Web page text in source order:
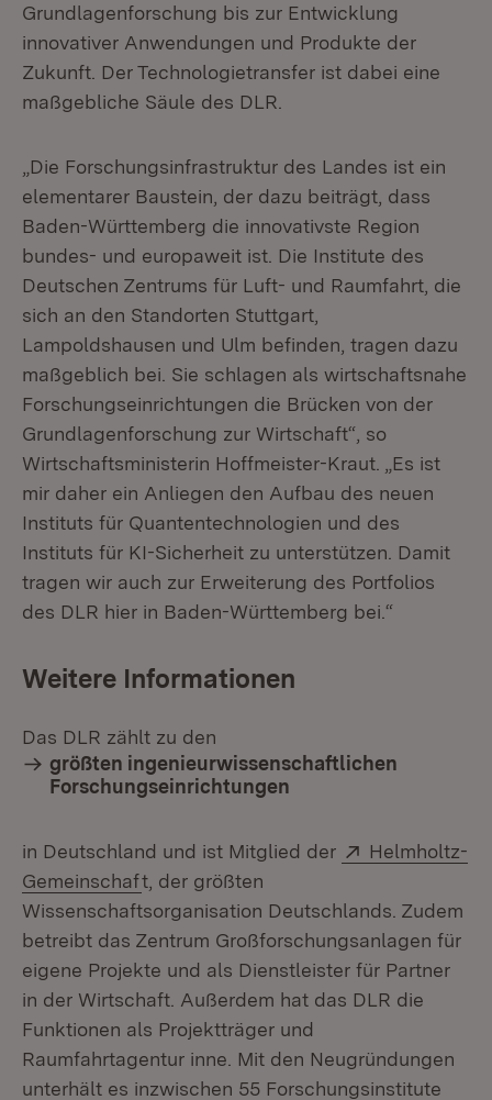
Grundlagenforschung bis zur Entwicklung
innovativer Anwendungen und Produkte der
Zukunft. Der Technologietransfer ist dabei eine
maßgebliche Säule des DLR.
„Die Forschungsinfrastruktur des Landes ist ein
elementarer Baustein, der dazu beiträgt, dass
Baden-Württemberg die innovativste Region
bundes- und europaweit ist. Die Institute des
Deutschen Zentrums für Luft- und Raumfahrt, die
sich an den Standorten Stuttgart,
Lampoldshausen und Ulm befinden, tragen dazu
maßgeblich bei. Sie schlagen als wirtschaftsnahe
Forschungseinrichtungen die Brücken von der
Grundlagenforschung zur Wirtschaft“, so
Wirtschaftsministerin Hoffmeister-Kraut. „Es ist
mir daher ein Anliegen den Aufbau des neuen
Instituts für Quantentechnologien und des
Instituts für KI-Sicherheit zu unterstützen. Damit
tragen wir auch zur Erweiterung des Portfolios
des DLR hier in Baden-Württemberg bei.“
Weitere Informationen
Das DLR zählt zu den
größten ingenieurwissenschaftlichen
Forschungseinrichtungen
in Deutschland und ist Mitglied der Extern:
Helmholtz-
Gemeinschaf(Öffnet in neuem Fenster)
t, der größten
Wissenschaftsorganisation Deutschlands. Zudem
betreibt das Zentrum Großforschungsanlagen für
eigene Projekte und als Dienstleister für Partner
in der Wirtschaft. Außerdem hat das DLR die
Funktionen als Projektträger und
Raumfahrtagentur inne. Mit den Neugründungen
unterhält es inzwischen 55 Forschungsinstitute